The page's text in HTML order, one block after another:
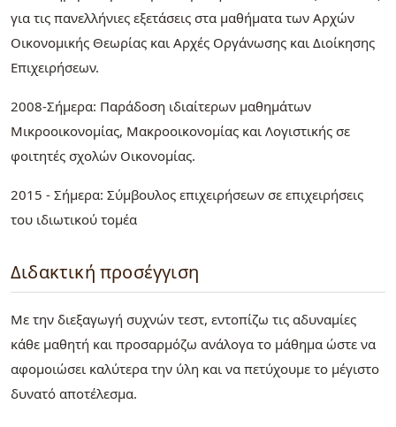
για τις πανελλήνιες εξετάσεις στα μαθήματα των Αρχών
Οικονομικής Θεωρίας και Αρχές Οργάνωσης και Διοίκησης
Επιχειρήσεων.
2008-Σήμερα: Παράδοση ιδιαίτερων μαθημάτων
Μικροοικονομίας, Μακροοικονομίας και Λογιστικής σε
φοιτητές σχολών Οικονομίας.
2015 - Σήμερα: Σύμβουλος επιχειρήσεων σε επιχειρήσεις
του ιδιωτικού τομέα
Διδακτική προσέγγιση
Με την διεξαγωγή συχνών τεστ, εντοπίζω τις αδυναμίες
κάθε μαθητή και προσαρμόζω ανάλογα το μάθημα ώστε να
αφομοιώσει καλύτερα την ύλη και να πετύχουμε το μέγιστο
δυνατό αποτέλεσμα.